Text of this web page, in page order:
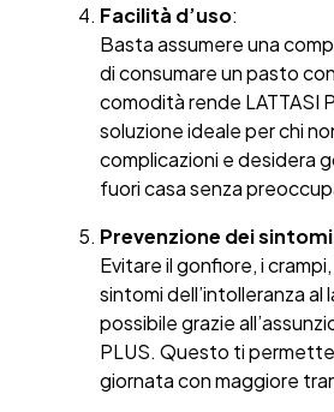
Facilità d’uso:
Basta assumere una
di consumare un pasto
comodità rende LATTASI
soluzione ideale per chi
complicazioni e desidera
fuori casa senza
Prevenzione dei sintomi
Evitare il gonfiore, i
sintomi dell’intolleranza al
possibile grazie
PLUS. Questo ti
giornata con maggiore